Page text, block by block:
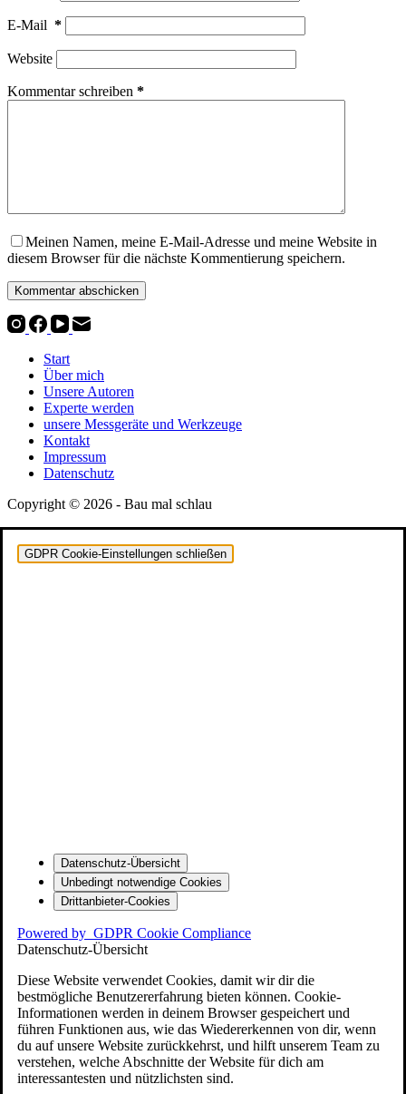
E-Mail *
Website
Kommentar schreiben *
Meinen Namen, meine E-Mail-Adresse und meine Website in
diesem Browser für die nächste Kommentierung speichern.
Kommentar abschicken
Start
Über mich
Unsere Autoren
Experte werden
unsere Messgeräte und Werkzeuge
Kontakt
Impressum
Datenschutz
Copyright © 2026 - Bau mal schlau
GDPR Cookie-Einstellungen schließen
Datenschutz-Übersicht
Unbedingt notwendige Cookies
Drittanbieter-Cookies
Powered by GDPR Cookie Compliance
Datenschutz-Übersicht
Diese Website verwendet Cookies, damit wir dir die
bestmögliche Benutzererfahrung bieten können. Cookie-
Informationen werden in deinem Browser gespeichert und
führen Funktionen aus, wie das Wiedererkennen von dir, wenn
du auf unsere Website zurückkehrst, und hilft unserem Team zu
verstehen, welche Abschnitte der Website für dich am
interessantesten und nützlichsten sind.